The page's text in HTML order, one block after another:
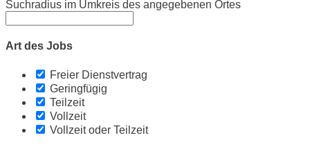
Suchradius im Umkreis des angegebenen Ortes
Art des Jobs
Freier Dienstvertrag
Geringfügig
Teilzeit
Vollzeit
Vollzeit oder Teilzeit